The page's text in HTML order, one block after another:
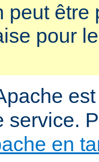
peut être
pour
service.
en